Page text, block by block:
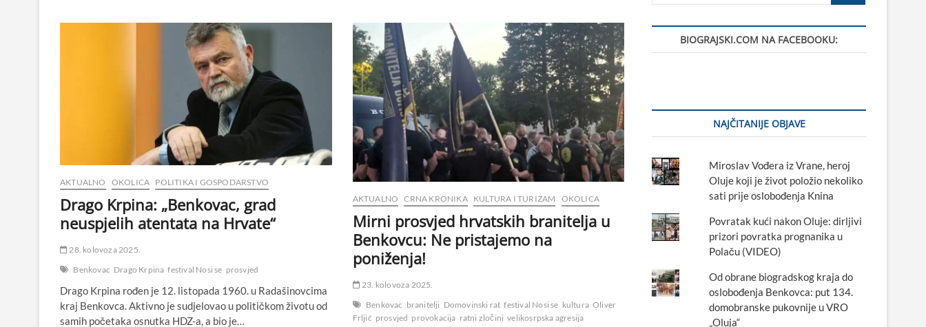
AKTUALNO OKOLICA POLITIKA I GOSPODARSTVO
Drago Krpina: „Benkovac, grad
neuspjelih atentata na Hrvate“
28. kolovoza 2025.
Benkovac Drago Krpina festival Nosi se prosvjed
Drago Krpina rođen je 12. listopada 1960. u Radašinovcima
kraj Benkovca. Aktivno je sudjelovao u političkom životu od
samih početaka osnutka HDZ-a, a bio je…
AKTUALNO CRNA KRONIKA KULTURA I TURIZAM OKOLICA
Mirni prosvjed hrvatskih branitelja u
Benkovcu: Ne pristajemo na
poniženja!
23. kolovoza 2025.
Benkovac branitelji Domovinski rat festival Nosi se kultura Oliver
Frljić prosvjed provokacija ratni zločini velikosrpska agresija
BIOGRAJSKI.COM NA FACEBOOKU:
NAJČITANIJE OBJAVE
Miroslav Vođera iz Vrane, heroj
Oluje koji je život položio nekoliko
sati prije oslobođenja Knina
Povratak kući nakon Oluje: dirljivi
prizori povratka prognanika u
Polaču (VIDEO)
Od obrane biogradskog kraja do
oslobođenja Benkovca: put 134.
domobranske pukovnije u VRO
„Oluja“